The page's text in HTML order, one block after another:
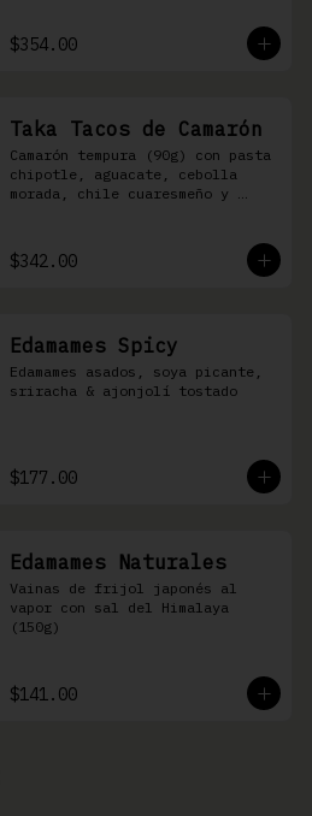
$354.00
Taka Tacos de Camarón
Camarón tempura (90g) con pasta
chipotle, aguacate, cebolla
morada, chile cuaresmeño y
$342.00
Edamames Spicy
Edamames asados, soya picante,
sriracha & ajonjolí tostado
$177.00
Edamames Naturales
Vainas de frijol japonés al
vapor con sal del Himalaya
(150g)
$141.00